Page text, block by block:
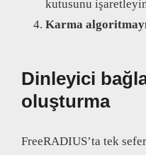
kutusunu
Karma
Dinleyici
oluşturma
FreeRADIUS’ta tek